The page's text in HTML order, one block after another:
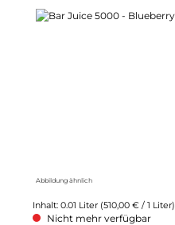
Bildergalerie überspringen
Abbildung ähnlich
Inhalt: 0.01 Liter (510,00 € / 1 Liter)
Nicht mehr verfügbar